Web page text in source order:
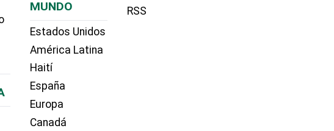
MUNDO
Estados Unidos
América Latina
Haití
España
Europa
Canadá
RSS